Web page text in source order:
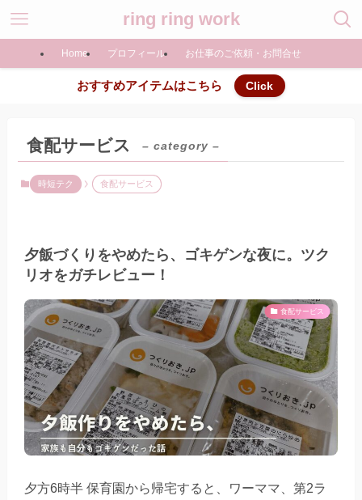
ring ring work
Home プロフィール お仕事のご依頼・お問合せ
おすすめアイテムはこちら Click
食配サービス – category –
時短テク 食配サービス
夕飯づくりをやめたら、ゴキゲンな夜に。ツク
リオをガチレビュー！
食配サービス
夕方6時半 保育園から帰宅すると、ワーママ、第2ラ